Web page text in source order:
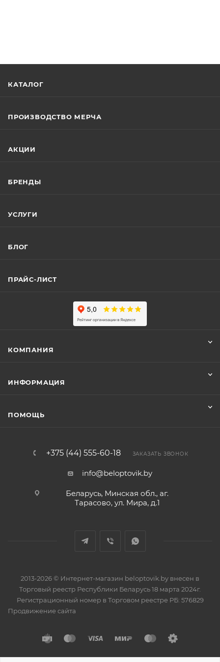
КАТАЛОГ
ПРОИЗВОДСТВО МЕРЧА
АКЦИИ
БРЕНДЫ
УСЛУГИ
БЛОГ
ПРАЙС-ЛИСТ
КОМПАНИЯ
ИНФОРМАЦИЯ
ПОМОЩЬ
+375 (44) 555-60-18 ЗАКАЗАТЬ ЗВОНОК
info@beloptovik.by
Беларусь, Минская обл., аг.
Тарасово, ул. Мира, д.1
2013-2026 © Интернет-магазин beloptovik.by внесен в
Торговый реестр Республики Беларусь 18 марта 2024г.
Регистрационный номер в Торговом реестре РБ: 576829
Продвижение сайта